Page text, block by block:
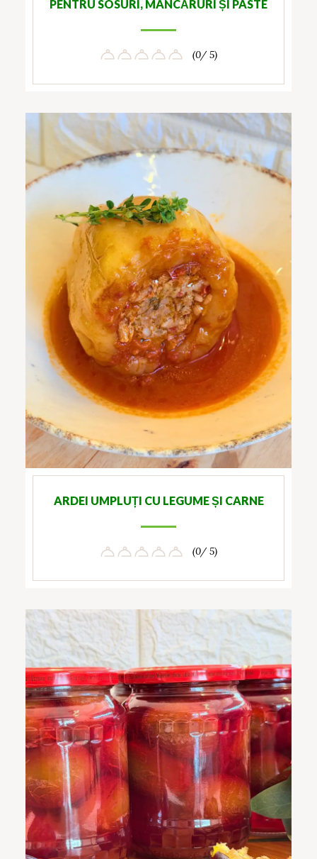
PENTRU SOSURI, MÂNCĂRURI ȘI PASTE
(0/ 5)
ARDEI UMPLUȚI CU LEGUME ȘI CARNE
(0/ 5)